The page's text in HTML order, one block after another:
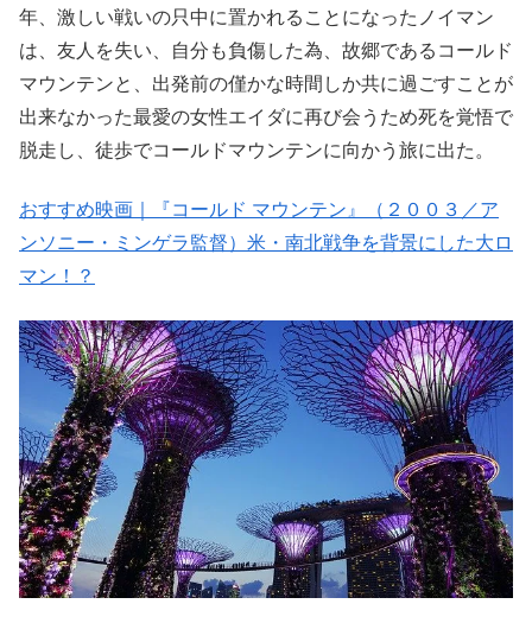
年、激しい戦いの只中に置かれることになったノイマン
は、友人を失い、自分も負傷した為、故郷であるコールド
マウンテンと、出発前の僅かな時間しか共に過ごすことが
出来なかった最愛の女性エイダに再び会うため死を覚悟で
脱走し、徒歩でコールドマウンテンに向かう旅に出た。
おすすめ映画｜『コールド マウンテン』（２００３／ア
ンソニー・ミンゲラ監督）米・南北戦争を背景にした大ロ
マン！？